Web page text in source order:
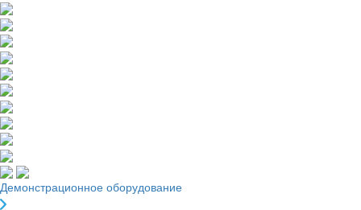
Демонстрационное оборудование